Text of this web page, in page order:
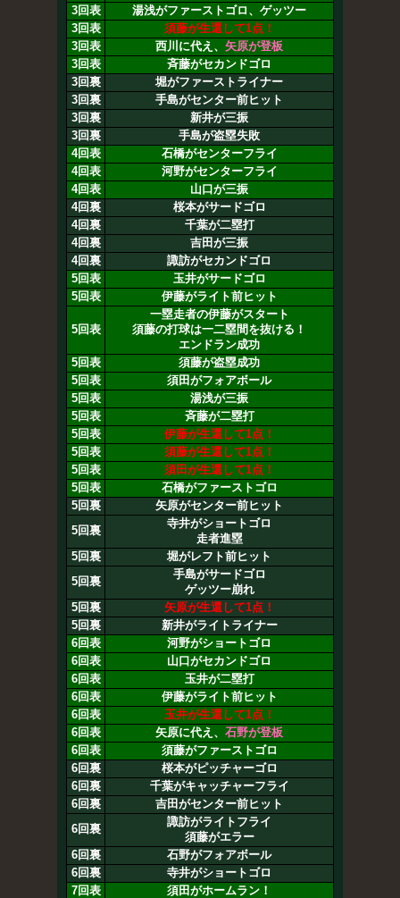
3回表
湯浅がファーストゴロ、ゲッツー
3回表
須藤が生還して1点！
3回表
西川に代え、 矢原が登板
3回表
斉藤がセカンドゴロ
3回裏
堀がファーストライナー
3回裏
手島がセンター前ヒット
3回裏
新井が三振
3回裏
手島が盗塁失敗
4回表
石橋がセンターフライ
4回表
河野がセンターフライ
4回表
山口が三振
4回裏
桜本がサードゴロ
4回裏
千葉が二塁打
4回裏
吉田が三振
4回裏
諏訪がセカンドゴロ
5回表
玉井がサードゴロ
5回表
伊藤がライト前ヒット
5回表
一塁走者の伊藤がスタート
須藤の打球は一二塁間を抜ける！
エンドラン成功
5回表
須藤が盗塁成功
5回表
須田がフォアボール
5回表
湯浅が三振
5回表
斉藤が二塁打
5回表
伊藤が生還して1点！
5回表
須藤が生還して1点！
5回表
須田が生還して1点！
5回表
石橋がファーストゴロ
5回裏
矢原がセンター前ヒット
5回裏
寺井がショートゴロ
走者進塁
5回裏
堀がレフト前ヒット
5回裏
手島がサードゴロ
ゲッツー崩れ
5回裏
矢原が生還して1点！
5回裏
新井がライトライナー
6回表
河野がショートゴロ
6回表
山口がセカンドゴロ
6回表
玉井が二塁打
6回表
伊藤がライト前ヒット
6回表
玉井が生還して1点！
6回表
矢原に代え、 石野が登板
6回表
須藤がファーストゴロ
6回裏
桜本がピッチャーゴロ
6回裏
千葉がキャッチャーフライ
6回裏
吉田がセンター前ヒット
6回裏
諏訪がライトフライ
須藤がエラー
6回裏
石野がフォアボール
6回裏
寺井がショートゴロ
7回表
須田がホームラン！